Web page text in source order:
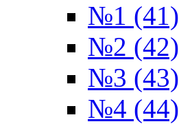
№1 (41)
№2 (42)
№3 (43)
№4 (44)